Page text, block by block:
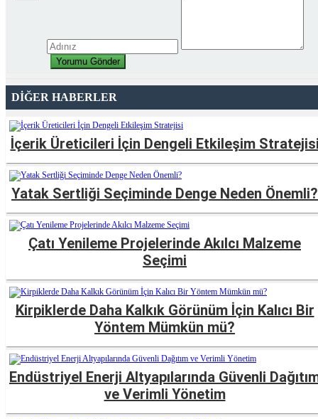
DİĞER HABERLER
İçerik Üreticileri İçin Dengeli Etkileşim
Yatak Sertliği Seçiminde Denge Neden Önemli?
Çatı Yenileme Projelerinde Akılcı Malzeme
Seçimi
Kirpiklerde Daha Kalkık Görünüm İçin Kalıcı Bir
Yöntem Mümkün mü?
Endüstriyel Enerji Altyapılarında Güvenli
ve Verimli Yönetim